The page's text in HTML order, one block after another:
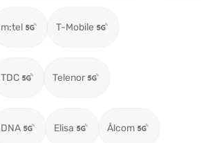
m:tel T-Mobile
TDC Telenor
DNA Elisa Ålcom